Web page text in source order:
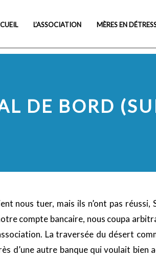
L’ASSOCIATION MÈRES EN
DE BORD
nous tuer, mais ils n’ont pas
compte bancaire, nous coupa
La traversée du désert
d’une autre banque qui voulait